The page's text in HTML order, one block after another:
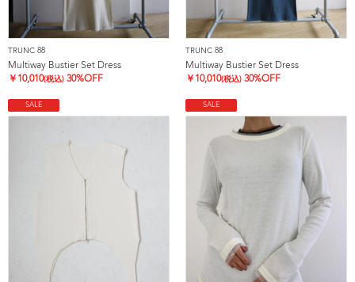
TRUNC 88
Multiway Bustier Set Dress
￥ 10,010(税込) 30%OFF
TRUNC 88
Multiway Bustier Set Dress
￥ 10,010(税込) 30%OFF
SALE SALE